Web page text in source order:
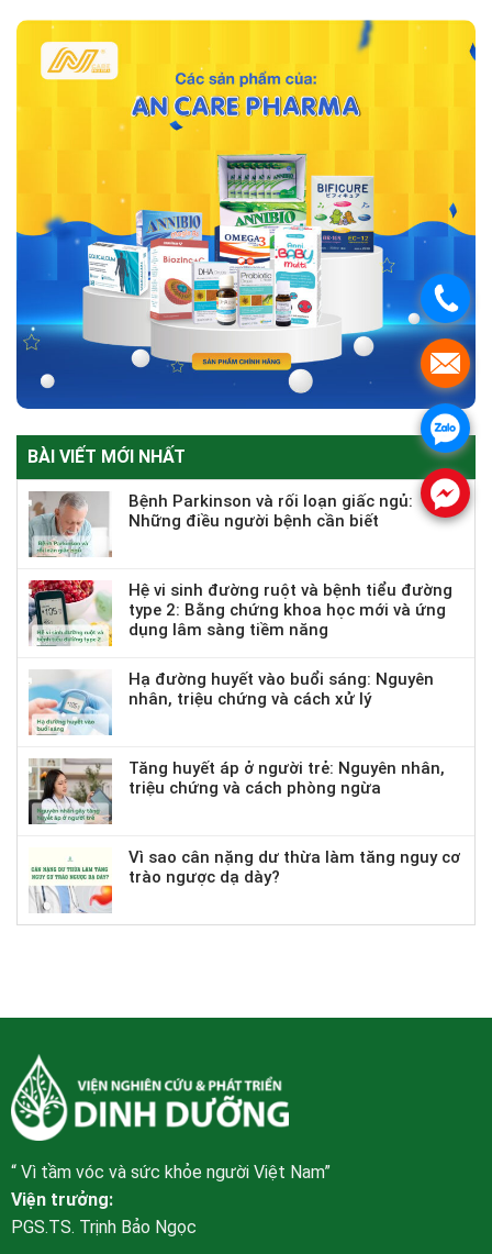
BÀI VIẾT MỚI NHẤT
Bệnh Parkinson và rối loạn giấc ngủ:
Những điều người bệnh cần biết
Hệ vi sinh đường ruột và bệnh tiểu đường
type 2: Bằng chứng khoa học mới và ứng
dụng lâm sàng tiềm năng
Hạ đường huyết vào buổi sáng: Nguyên
nhân, triệu chứng và cách xử lý
Tăng huyết áp ở người trẻ: Nguyên nhân,
triệu chứng và cách phòng ngừa
Vì sao cân nặng dư thừa làm tăng nguy cơ
trào ngược dạ dày?
“ Vì tầm vóc và sức khỏe người Việt Nam”
Viện trưởng:
PGS.TS. Trịnh Bảo Ngọc
.
.
.
.